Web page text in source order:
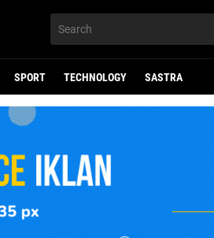
SPORT TECHNOLOGY SASTRA